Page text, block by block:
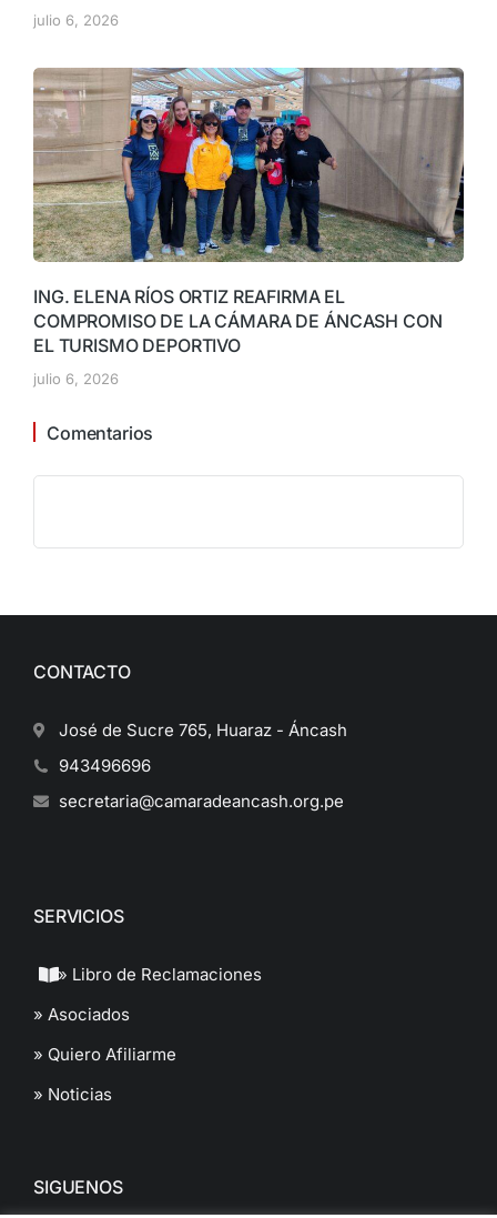
julio 6, 2026
ING. ELENA RÍOS ORTIZ REAFIRMA EL
COMPROMISO DE LA CÁMARA DE ÁNCASH CON
EL TURISMO DEPORTIVO
julio 6, 2026
Comentarios
CONTACTO
José de Sucre 765, Huaraz - Áncash
943496696
secretaria@camaradeancash.org.pe
SERVICIOS
» Libro de Reclamaciones
» Asociados
» Quiero Afiliarme
» Noticias
SIGUENOS